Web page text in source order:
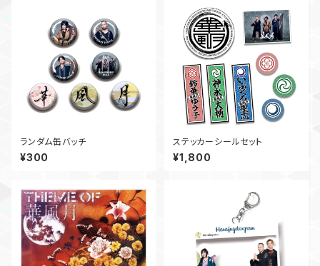
ランダム缶バッチ
¥300
ステッカーシールセット
¥1,800